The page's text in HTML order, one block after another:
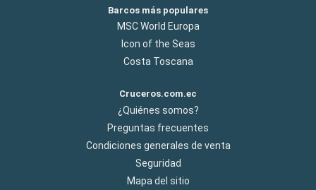
Barcos más populares
MSC World Europa
Icon of the Seas
Costa Toscana
Cruceros.com.ec
¿Quiénes somos?
Preguntas frecuentes
Condiciones generales de venta
Seguridad
Mapa del sitio